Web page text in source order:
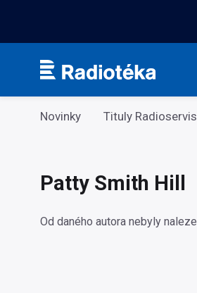
Kategorie
Novinky Tituly
Patty Smith Hill
Od daného autora nebyly